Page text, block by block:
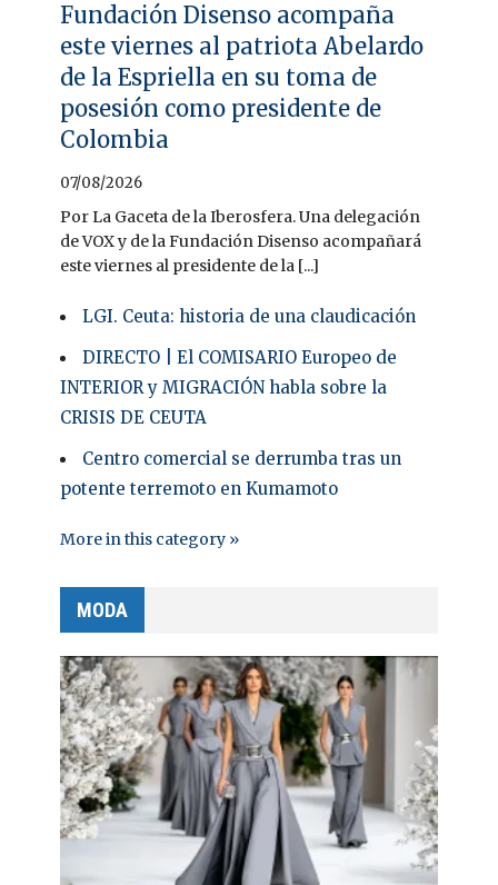
Fundación Disenso acompaña
este viernes al patriota Abelardo
de la Espriella en su toma de
posesión como presidente de
Colombia
07/08/2026
Por La Gaceta de la Iberosfera. Una delegación
de VOX y de la Fundación Disenso acompañará
este viernes al presidente de la [...]
LGI. Ceuta: historia de una claudicación
DIRECTO | El COMISARIO Europeo de
INTERIOR y MIGRACIÓN habla sobre la
CRISIS DE CEUTA
Centro comercial se derrumba tras un
potente terremoto en Kumamoto
More in this category »
MODA